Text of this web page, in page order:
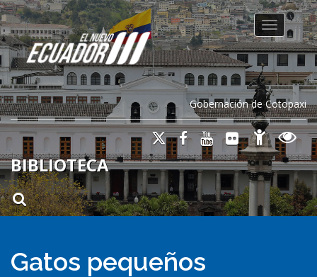
Gobernación de Cotopaxi
Toggle
BIBLIOTECA
Gatos pequeños